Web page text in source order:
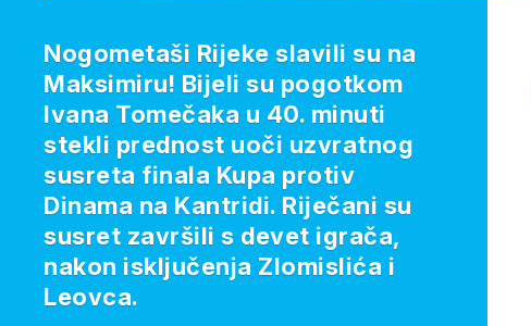
Nogometaši Rijeke slavili su na
Maksimiru! Bijeli su pogotkom
Ivana Tomečaka u 40. minuti
stekli prednost uoči uzvratnog
susreta finala Kupa protiv
Dinama na Kantridi. Riječani su
susret završili s devet igrača,
nakon isključenja Zlomislića i
Leovca.